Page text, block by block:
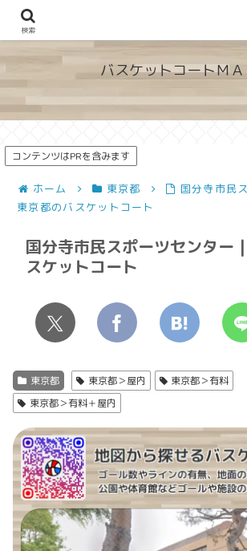
地図から探せる！穴場が見つかるバスケ
バスケットコートＭ
コンテンツはPRを含みます
ホーム 東京都
国分寺市民
東京都のバスケットコート
国分寺市民スポーツセンター
スケットコート
東京都 東京都＞屋内
東京都＞有料
東京都＞有料＋屋内
検索